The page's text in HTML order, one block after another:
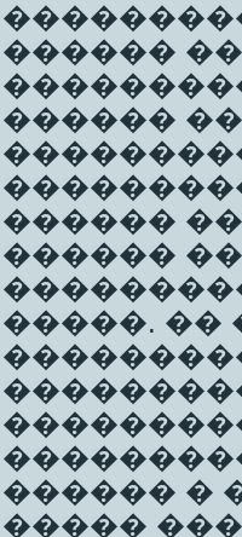
������
������
������
������
�����. ��
������ �
�����